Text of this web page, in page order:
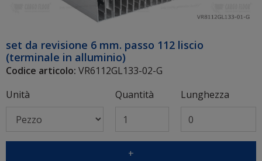
set da revisione 6 mm. passo 112 liscio
(terminale in alluminio)
Codice articolo: VR6112GL133-02-G
Unità
Quantità Lunghezza
+